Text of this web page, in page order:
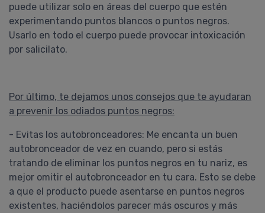
puede utilizar solo en áreas del cuerpo que estén
experimentando puntos blancos o puntos negros.
Usarlo en todo el cuerpo puede provocar intoxicación
por salicilato.
Por último, te dejamos unos consejos que te ayudaran
a prevenir los odiados puntos negros:
- Evitas los autobronceadores: Me encanta un buen
autobronceador de vez en cuando, pero si estás
tratando de eliminar los puntos negros en tu nariz, es
mejor omitir el autobronceador en tu cara. Esto se debe
a que el producto puede asentarse en puntos negros
existentes, haciéndolos parecer más oscuros y más